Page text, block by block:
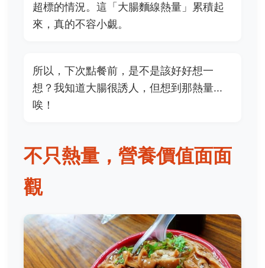
超標的情況。這「大腸麵線熱量」累積起
來，真的不容小覷。
所以，下次點餐前，是不是該好好想一
想？我知道大腸很誘人，但想到那熱量...
唉！
不只熱量，營養價值面面
觀